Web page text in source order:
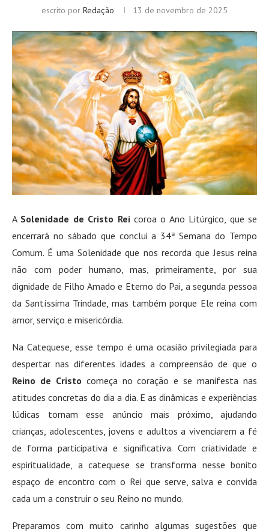
escrito por Redação 13 de novembro de 2025
A Solenidade de Cristo Reicoroa o Ano Litúrgico, que se
encerrará no sábado que conclui a 34ª Semana do Tempo
Comum. É uma Solenidade que nos recorda que Jesus reina
não com poder humano, mas, primeiramente, por sua
dignidade de Filho Amado e Eterno do Pai, a segunda pessoa
da Santíssima Trindade, mas também porque Ele reina com
amor, serviço e misericórdia.
Na Catequese, esse tempo é uma ocasião privilegiada para
despertar nas diferentes idades a compreensão de que o
Reino de Cristo começa no coração e se manifesta nas
atitudes concretas do dia a dia. E as dinâmicas e experiências
lúdicas tornam esse anúncio mais próximo, ajudando
crianças, adolescentes, jovens e adultos a vivenciarem a fé
de forma participativa e significativa. Com criatividade e
espiritualidade, a catequese se transforma nesse bonito
espaço de encontro com o Rei que serve, salva e convida
cada um a construir o seu Reino no mundo.
Preparamos com muito carinho algumas sugestões que